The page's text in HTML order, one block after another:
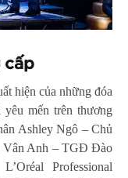
cấp
hiện của những đóa
mến trên thương
Ashley Ngô – Chủ
Vân Anh – TGĐ Đào
Professional